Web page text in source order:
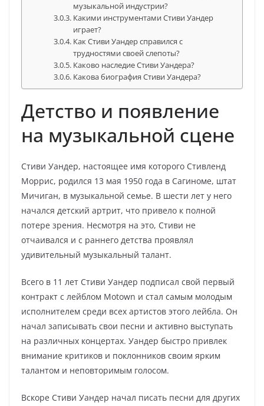
музыкальной индустрии?
Какими инструментами Стиви Уандер
играет?
Как Стиви Уандер справился с
трудностями своей слепоты?
Каково наследие Стиви Уандера?
Какова биография Стиви Уандера?
Детство и появление
на музыкальной сцене
Стиви Уандер, настоящее имя которого Стивленд
Моррис, родился 13 мая 1950 года в Сагиноме, штат
Мичиган, в музыкальной семье. В шести лет у него
начался детский артрит, что привело к полной
потере зрения. Несмотря на это, Стиви не
отчаивался и с раннего детства проявлял
удивительный музыкальный талант.
Всего в 11 лет Стиви Уандер подписал свой первый
контракт с лейблом Motown и стал самым молодым
исполнителем среди всех артистов этого лейбла. Он
начал записывать свои песни и активно выступать
на различных концертах. Уандер быстро привлек
внимание критиков и поклонников своим ярким
талантом и неповторимым голосом.
Вскоре Стиви Уандер начал писать песни для других